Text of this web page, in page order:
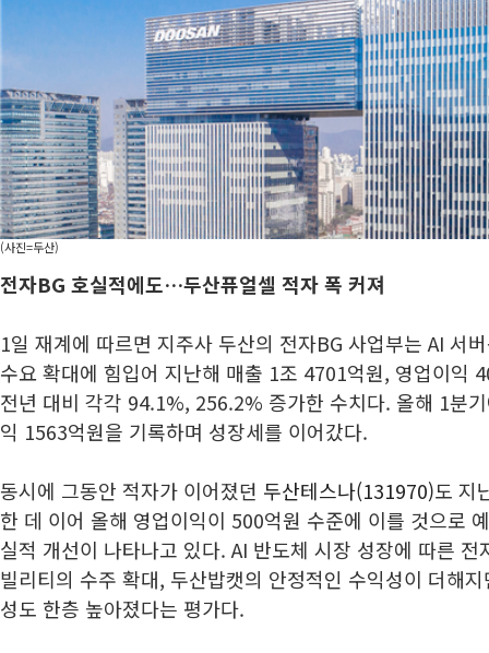
(사진=두산)
전자BG 호실적에도…두산퓨얼셀 적자 폭 커져
1일 재계에 따르면 지주사 두산의 전자BG 사업부는 AI 서
수요 확대에 힘입어 지난해 매출 1조 4701억원, 영업이익
전년 대비 각각 94.1%, 256.2% 증가한 수치다. 올해 1분
익 1563억원을 기록하며 성장세를 이어갔다.
동시에 그동안 적자가 이어졌던 두산테스나(131970)도 지
한 데 이어 올해 영업이익이 500억원 수준에 이를 것으로
실적 개선이 나타나고 있다. AI 반도체 시장 성장에 따른
빌리티의 수주 확대, 두산밥캣의 안정적인 수익성이 더해
성도 한층 높아졌다는 평가다.